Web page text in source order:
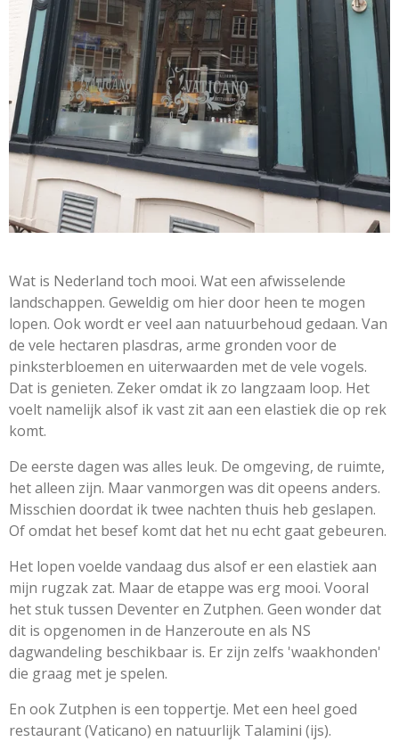
Wat is Nederland toch mooi. Wat een afwisselende
landschappen. Geweldig om hier door heen te mogen
lopen. Ook wordt er veel aan natuurbehoud gedaan. Van
de vele hectaren plasdras, arme gronden voor de
pinksterbloemen en uiterwaarden met de vele vogels.
Dat is genieten. Zeker omdat ik zo langzaam loop. Het
voelt namelijk alsof ik vast zit aan een elastiek die op rek
komt.
De eerste dagen was alles leuk. De omgeving, de ruimte,
het alleen zijn. Maar vanmorgen was dit opeens anders.
Misschien doordat ik twee nachten thuis heb geslapen.
Of omdat het besef komt dat het nu echt gaat gebeuren.
Het lopen voelde vandaag dus alsof er een elastiek aan
mijn rugzak zat. Maar de etappe was erg mooi. Vooral
het stuk tussen Deventer en Zutphen. Geen wonder dat
dit is opgenomen in de Hanzeroute en als NS
dagwandeling beschikbaar is. Er zijn zelfs 'waakhonden'
die graag met je spelen.
En ook Zutphen is een toppertje. Met een heel goed
restaurant (Vaticano) en natuurlijk Talamini (ijs).